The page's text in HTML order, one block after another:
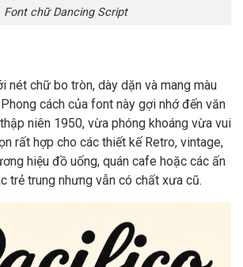
Font chữ Dancing Script
nét chữ bo tròn, dày dặn và mang màu
cách của font này gợi nhớ đến văn
niên 1950, vừa phóng khoáng vừa vui
rất hợp cho các thiết kế Retro, vintage,
hiệu đồ uống, quán cafe hoặc các ấn
trẻ trung nhưng vẫn có chất xưa cũ.